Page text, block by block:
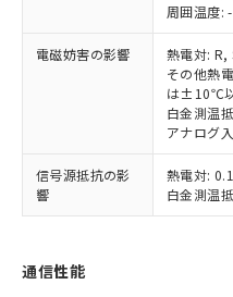
周囲温度
電磁妨害の影響
熱電対:
その他熱
は±10℃
白金測温
アナログ
信号源抵抗の影
響
熱電対:
白金測温
通信性能
メンバーズ
あります。
お客様が当ウ
登録された部
および当社
品・サービ
引・商談に
をご了承くだ
※当社の共同
※3 非含有証明
下記の非含有証明
とができます。
EU RoHS指令（
51物質の非含有証
及ぼさない年数を
「－」：未確認で
い合わせください。
り引きをいた
合意する